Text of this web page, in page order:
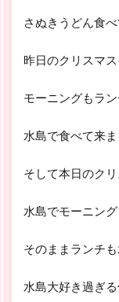
さぬきうどん食
昨日のクリスマ
モーニングもラン
水島で食べて来
そして本日のク
水島でモーニン
そのままランチ
水島大好き過ぎ